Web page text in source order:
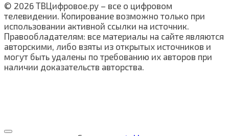
© 2026 ТВЦифровое.ру – все о цифровом
телевидении. Копирование возможно только при
использовании активной ссылки на источник.
Правообладателям: все материалы на сайте являются
авторскими, либо взяты из открытых источников и
могут быть удалены по требованию их авторов при
наличии доказательств авторства.